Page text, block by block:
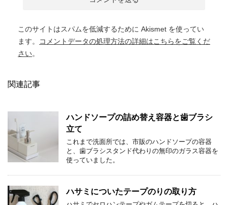
このサイトはスパムを低減するために Akismet を使ってい
ます。
コメントデータの処理方法の詳細はこちらをご覧くだ
さい。
関連記事
ハンドソープの詰め替え容器と歯ブラシ
立て
これまで洗面所では、市販のハンドソープの容器
と、歯ブラシスタンド代わりの無印のガラス容器を
使っていました。
ハサミについたテープのりの取り方